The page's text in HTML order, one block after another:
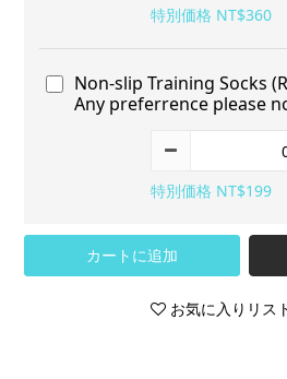
特別価格 NT$360
Non-slip Training Socks
Any preferrence please
特別価格 NT$199
カートに追加
お気に入りリス